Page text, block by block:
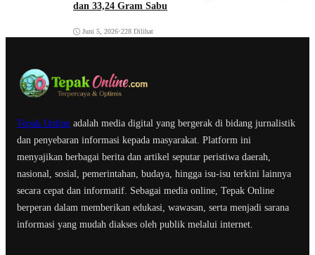
dan 33,24 Gram Sabu
Juni 5, 2026•228 Dilihat
Tepak Online adalah media digital yang bergerak di bidang jurnalistik
dan penyebaran informasi kepada masyarakat. Platform ini
menyajikan berbagai berita dan artikel seputar peristiwa daerah,
nasional, sosial, pemerintahan, budaya, hingga isu-isu terkini lainnya
secara cepat dan informatif. Sebagai media online, Tepak Online
berperan dalam memberikan edukasi, wawasan, serta menjadi sarana
informasi yang mudah diakses oleh publik melalui internet.